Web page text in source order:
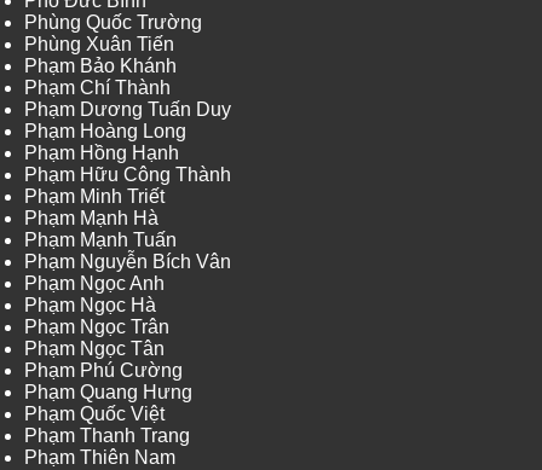
Phùng Quốc Trường
Phùng Xuân Tiến
Phạm Bảo Khánh
Phạm Chí Thành
Phạm Dương Tuấn Duy
Phạm Hoàng Long
Phạm Hồng Hạnh
Phạm Hữu Công Thành
Phạm Minh Triết
Phạm Mạnh Hà
Phạm Mạnh Tuấn
Phạm Nguyễn Bích Vân
Phạm Ngọc Anh
Phạm Ngọc Hà
Phạm Ngọc Trân
Phạm Ngọc Tân
Phạm Phú Cường
Phạm Quang Hưng
Phạm Quốc Việt
Phạm Thanh Trang
Phạm Thiên Nam